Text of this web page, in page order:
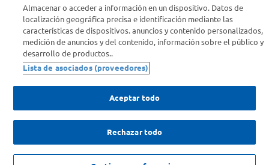
Provincia
Almacenar o acceder a información en un dispositivo. Datos de
localización geográfica precisa e identificación mediante las
características de dispositivos. anuncios y contenido personalizados,
medición de anuncios y del contenido, información sobre el público y
desarrollo de productos..
Lista de asociados (proveedores)
Aceptar todo
Rechazar todo